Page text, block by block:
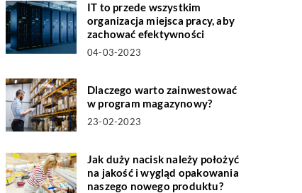
IT to przede wszystkim
organizacja miejsca pracy, aby
zachować efektywności
04-03-2023
Dlaczego warto zainwestować
w program magazynowy?
23-02-2023
Jak duży nacisk należy położyć
na jakość i wygląd opakowania
naszego nowego produktu?